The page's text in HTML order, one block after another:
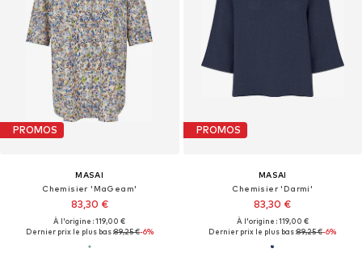
PROMOS
MASAI
Chemisier 'MaGeam'
83,30 €
À l'origine : 119,00 €
Dernier prix le plus bas :89,25 €-6%
PROMOS
MASAI
Chemisier 'Darmi'
83,30 €
À l'origine : 119,00 €
Dernier prix le plus bas :89,25 €-6%